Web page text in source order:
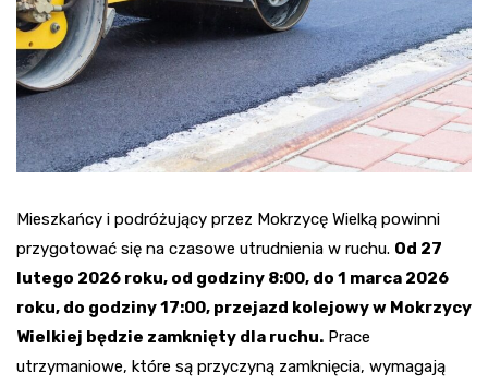
Mieszkańcy i podróżujący przez Mokrzycę Wielką powinni
przygotować się na czasowe utrudnienia w ruchu. Od 27
lutego 2026 roku, od godziny 8:00, do 1 marca 2026
roku, do godziny 17:00, przejazd kolejowy w Mokrzycy
Wielkiej będzie zamknięty dla ruchu. Prace
utrzymaniowe, które są przyczyną zamknięcia, wymagają